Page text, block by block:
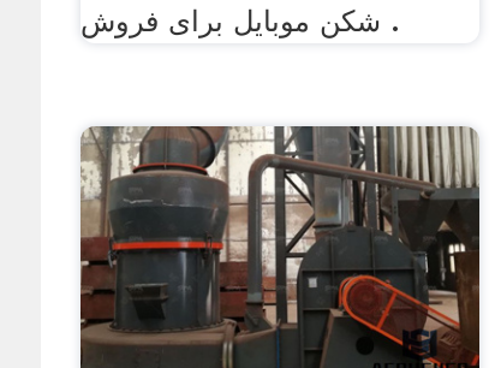
شکن موبایل برای فروش .